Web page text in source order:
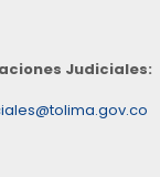
Judiciales: